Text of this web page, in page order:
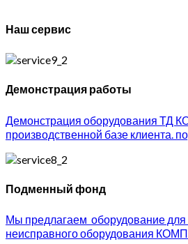
Наш сервис
Демонстрация работы
Демонстрация оборудования ТД
производственной базе клиента.
Подменный фонд
Мы предлагаем оборудование
неисправного оборудования